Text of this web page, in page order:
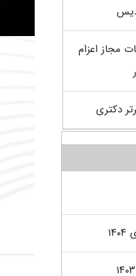
مجاز اعزام
دکتری